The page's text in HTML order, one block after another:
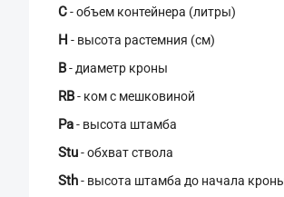
C- объем контейнера (литры)
H - высота растемния (см)
В- диаметр кроны
RB- ком с мешковиной
Pa- высота штамба
Stu- обхват ствола
Sth- высота штамба до начала